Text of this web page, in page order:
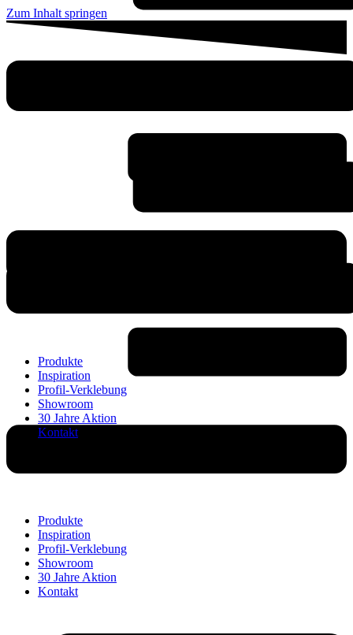
Zum Inhalt springen
Produkte
Inspiration
Profil-Verklebung
Showroom
30 Jahre Aktion
Kontakt
Produkte
Inspiration
Profil-Verklebung
Showroom
30 Jahre Aktion
Kontakt